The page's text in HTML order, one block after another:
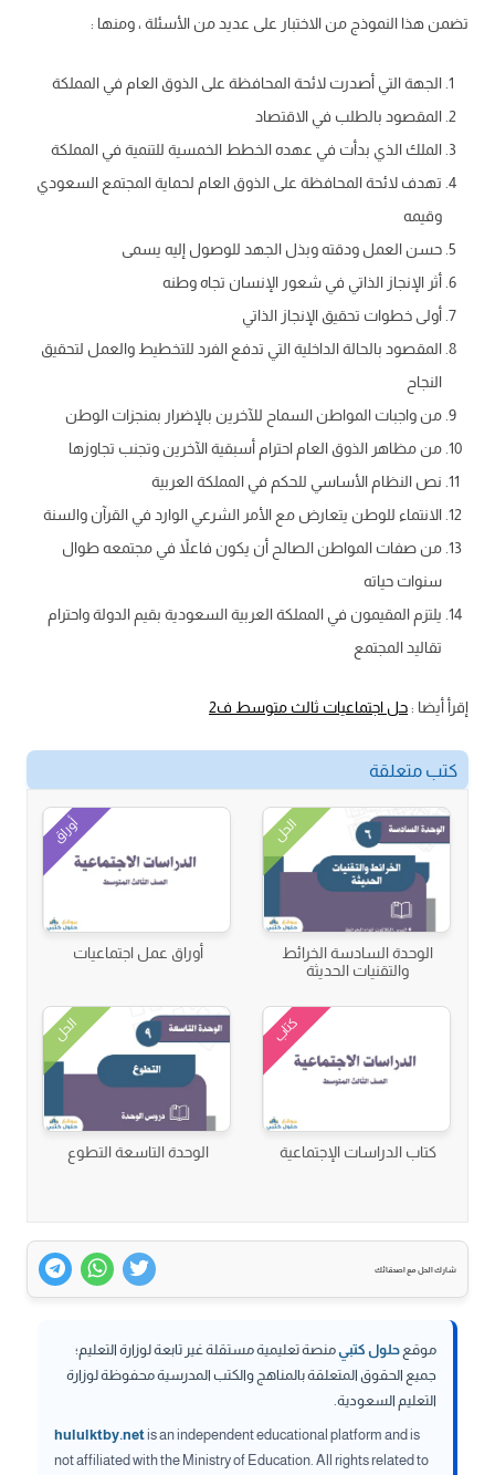
تضمن هذا النموذج من الاختبار على عديد من الأسئلة ، ومنها :
الجهة التي أصدرت لائحة المحافظة على الذوق العام في المملكة
المقصود بالطلب في الاقتصاد
الملك الذي بدأت في عهده الخطط الخمسية للتنمية في المملكة
تهدف لائحة المحافظة على الذوق العام لحماية المجتمع السعودي
وقيمه
حسن العمل ودقته وبذل الجهد للوصول إليه يسمى
أثر الإنجاز الذاتي في شعور الإنسان تجاه وطنه
أولى خطوات تحقيق الإنجاز الذاتي
المقصود بالحالة الداخلية التي تدفع الفرد للتخطيط والعمل لتحقيق
النجاح
من واجبات المواطن السماح للآخرين بالإضرار بمنجزات الوطن
من مظاهر الذوق العام احترام أسبقية الآخرين وتجنب تجاوزها
نص النظام الأساسي للحكم في المملكة العربية
الانتماء للوطن يتعارض مع الأمر الشرعي الوارد في القرآن والسنة
من صفات المواطن الصالح أن يكون فاعلاً في مجتمعه طوال
سنوات حياته
يلتزم المقيمون في المملكة العربية السعودية بقيم الدولة واحترام
تقاليد المجتمع
إقرأ أيضا :حل اجتماعيات ثالث متوسط ف2
كتب متعلقة
الحل
الوحدة السادسة الخرائط
والتقنيات الحديثة
أوراق
أوراق عمل اجتماعيات
كتاب
كتاب الدراسات الإجتماعية
الحل
الوحدة التاسعة التطوع
شارك الحل مع اصدقائك
موقع حلول كتبيمنصة تعليمية مستقلة غير تابعة لوزارة التعليم؛
جميع الحقوق المتعلقة بالمناهج والكتب المدرسية محفوظة لوزارة
التعليم السعودية.
hululktby.netis an independent educational platform and is
not affiliated with the Ministry of Education. All rights related to